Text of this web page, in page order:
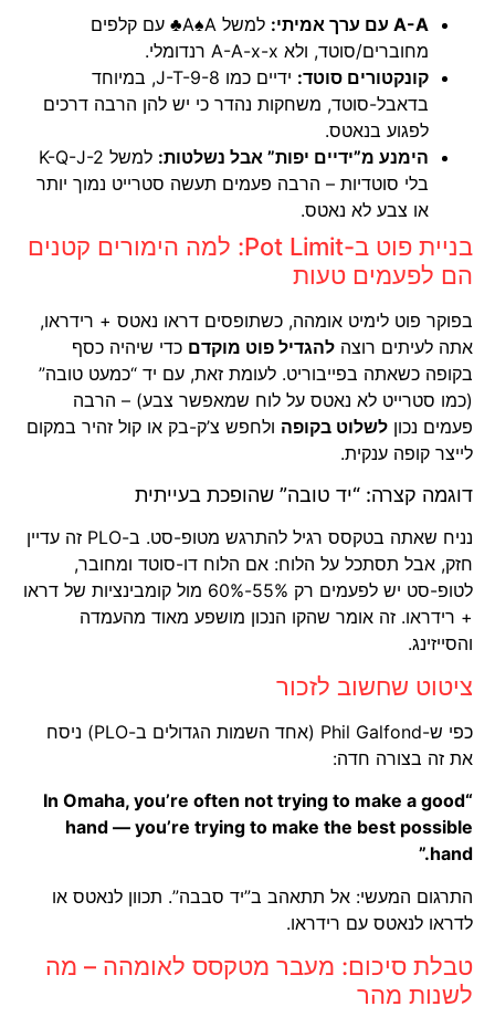
A-A עם ערך אמיתי:
למשל A♠A♣ עם קלפים
מחוברים/סוטד, ולא A-A-x-x רנדומלי.
קונקטורים סוטד:
ידיים כמו J-T-9-8, במיוחד
בדאבל-סוטד, משחקות נהדר כי יש להן הרבה דרכים
לפגוע בנאטס.
הימנע מ”ידיים יפות” אבל נשלטות:
למשל K-Q-J-2
בלי סוטדיות – הרבה פעמים תעשה סטרייט נמוך יותר
או צבע לא נאטס.
בניית פוט ב-Pot Limit: למה הימורים קטנים
הם לפעמים טעות
בפוקר פוט לימיט אומהה, כשתופסים דראו נאטס + רידראו,
אתה לעיתים רוצה להגדיל פוט מוקדם כדי שיהיה כסף
בקופה כשאתה בפייבוריט. לעומת זאת, עם יד “כמעט טובה”
(כמו סטרייט לא נאטס על לוח שמאפשר צבע) – הרבה
פעמים נכון לשלוט בקופה ולחפש צ’ק-בק או קול זהיר במקום
לייצר קופה ענקית.
דוגמה קצרה: “יד טובה” שהופכת בעייתית
נניח שאתה בטקסס רגיל להתרגש מטופ-סט. ב-PLO זה עדיין
חזק, אבל תסתכל על הלוח: אם הלוח דו-סוטד ומחובר,
לטופ-סט יש לפעמים רק 55%-60% מול קומבינציות של דראו
+ רידראו. זה אומר שהקו הנכון מושפע מאוד מהעמדה
והסייזינג.
ציטוט שחשוב לזכור
כפי ש-Phil Galfond (אחד השמות הגדולים ב-PLO) ניסח
את זה בצורה חדה:
“In Omaha, you’re often not trying to make a good
hand — you’re trying to make the best possible
hand.”
התרגום המעשי: אל תתאהב ב”יד סבבה”. תכוון לנאטס או
לדראו לנאטס עם רידראו.
טבלת סיכום: מעבר מטקסס לאומהה – מה
לשנות מהר